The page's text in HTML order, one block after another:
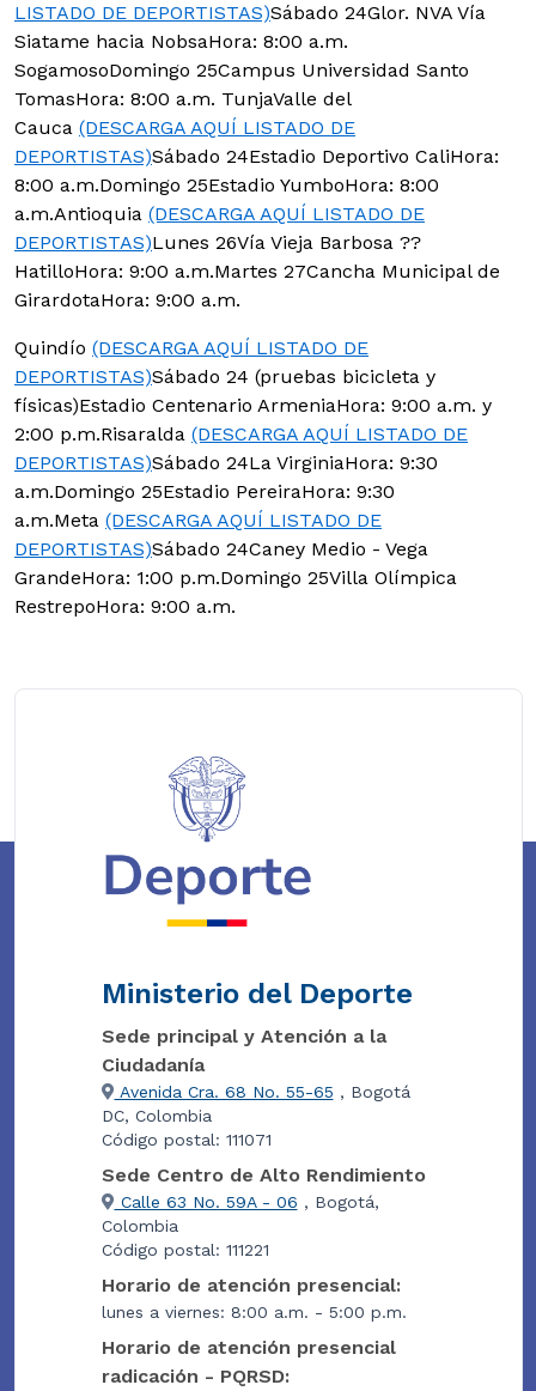
LISTADO DE DEPORTISTAS)Sábado 24Glor. NVA Vía
Siatame hacia NobsaHora: 8:00 a.m.
SogamosoDomingo 25Campus Universidad Santo
TomasHora: 8:00 a.m. TunjaValle del
Cauca (DESCARGA AQUÍ LISTADO DE
DEPORTISTAS)Sábado 24Estadio Deportivo CaliHora:
8:00 a.m.Domingo 25Estadio YumboHora: 8:00
a.m.Antioquia (DESCARGA AQUÍ LISTADO DE
DEPORTISTAS)Lunes 26Vía Vieja Barbosa ??
HatilloHora: 9:00 a.m.Martes 27Cancha Municipal de
GirardotaHora: 9:00 a.m.
Quindío (DESCARGA AQUÍ LISTADO DE
DEPORTISTAS)Sábado 24 (pruebas bicicleta y
físicas)Estadio Centenario ArmeniaHora: 9:00 a.m. y
2:00 p.m.Risaralda (DESCARGA AQUÍ LISTADO DE
DEPORTISTAS)Sábado 24La VirginiaHora: 9:30
a.m.Domingo 25Estadio PereiraHora: 9:30
a.m.Meta (DESCARGA AQUÍ LISTADO DE
DEPORTISTAS)Sábado 24Caney Medio - Vega
GrandeHora: 1:00 p.m.Domingo 25Villa Olímpica
RestrepoHora: 9:00 a.m.
Ministerio del Deporte
Sede principal y Atención a la
Ciudadanía
Avenida Cra. 68 No. 55-65 , Bogotá
DC, Colombia
Código postal: 111071
Sede Centro de Alto Rendimiento
Calle 63 No. 59A - 06 , Bogotá,
Colombia
Código postal: 111221
Horario de atención presencial:
lunes a viernes: 8:00 a.m. - 5:00 p.m.
Horario de atención presencial
radicación - PQRSD: